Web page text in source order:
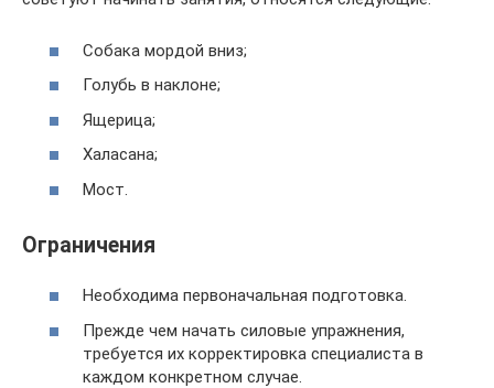
Собака мордой вниз;
Голубь в наклоне;
Ящерица;
Халасана;
Мост.
Ограничения
Необходима первоначальная подготовка.
Прежде чем начать силовые упражнения,
требуется их корректировка специалиста в
каждом конкретном случае.